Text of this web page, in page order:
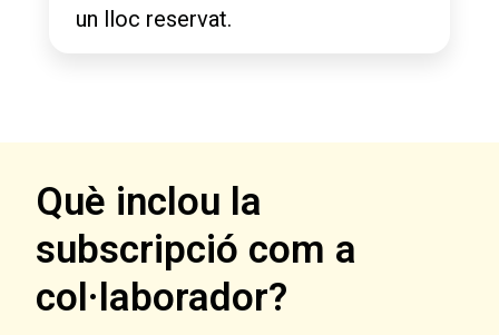
un lloc reservat.
Què inclou la
subscripció com a
col·laborador?